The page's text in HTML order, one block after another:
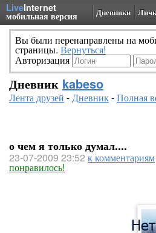
LiveInternet
мобильная версия Дневники
Вы были перенаправлены на
страницы. Вернуться!
Авторизация
Дневник kabeso
Лента друзей -Дневник-Полная
о чем я только думал....
23-07-2009 23:52 к комментариям
понравилось!